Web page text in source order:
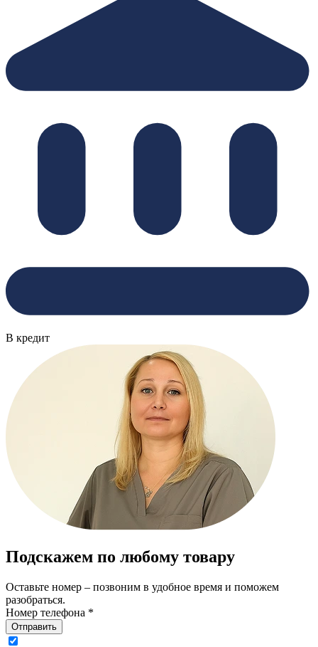
В кредит
Подскажем по любому товару
Оставьте номер – позвоним в удобное время и поможем
разобраться.
Номер телефона *
Отправить